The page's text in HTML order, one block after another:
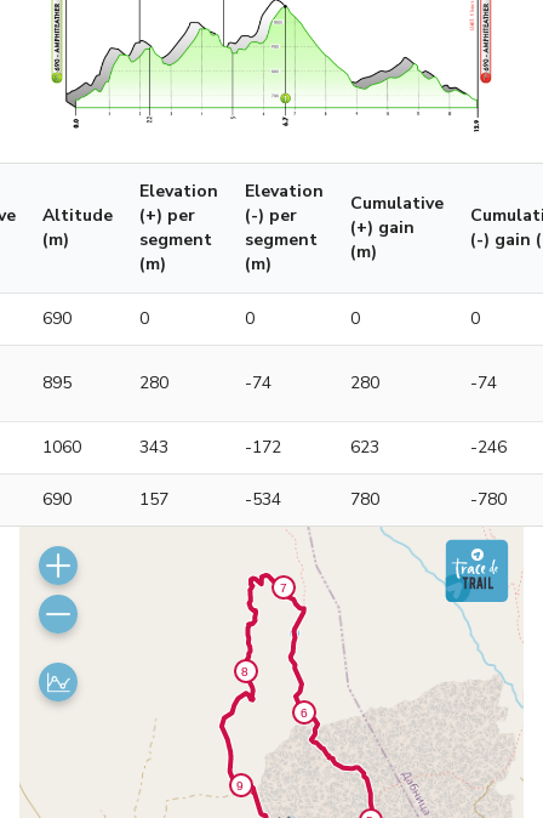
Altitude
(m)
Elevation
(+) per
segment
(m)
Elevation
(-) per
segment
(m)
Cumulative
(+) gain
(m)
(-) gain
690 0 0 0 0
895 280 -74 280 -74
1060 343 -172 623 -246
690 157 -534 780 -780